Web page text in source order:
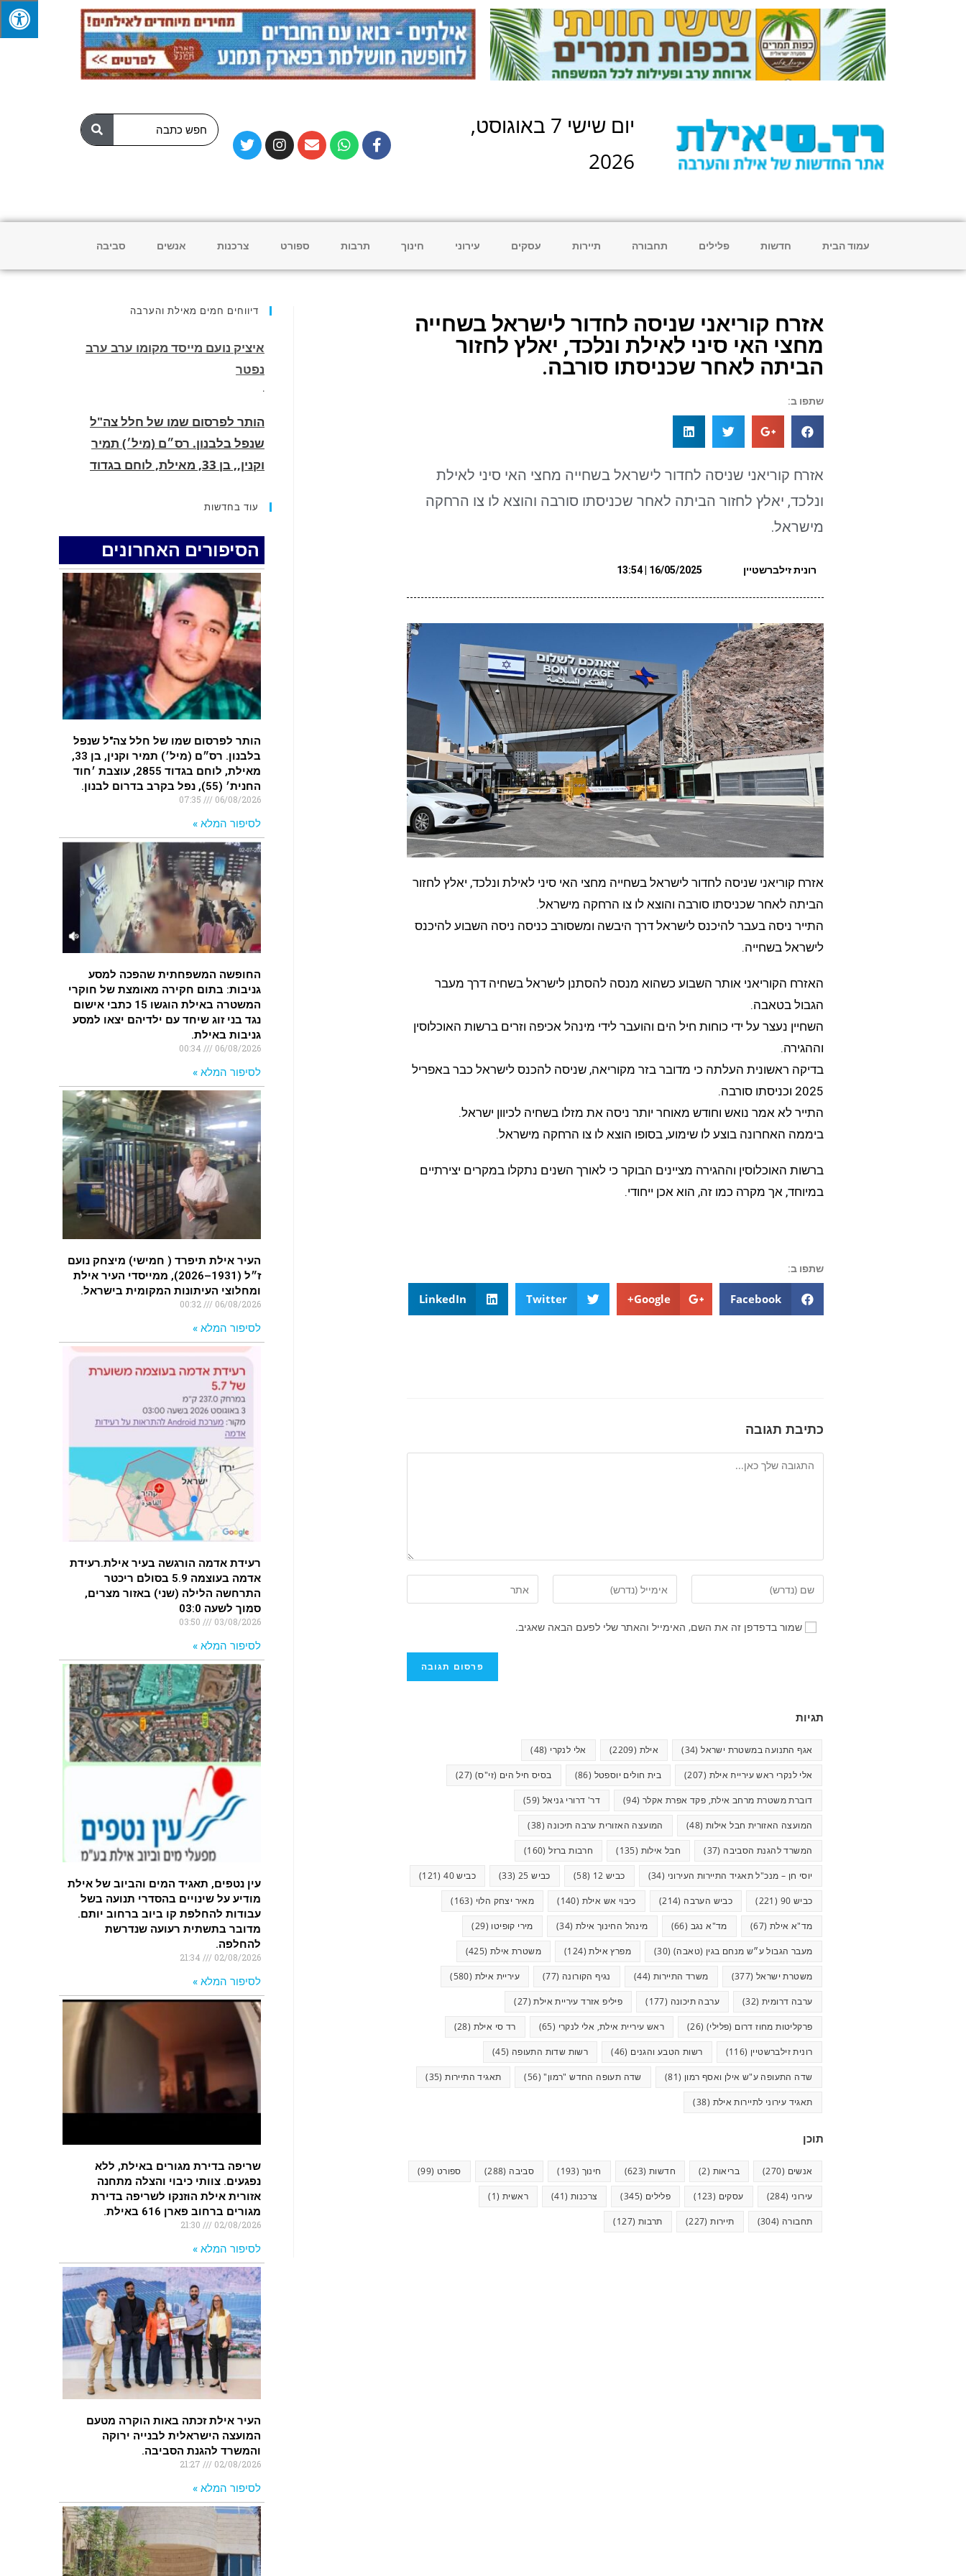
יום שישי 7 באוגוסט,
2026
עמוד הבית חדשות פלילים תחבורה תיירות עסקים עירוני חינוך תרבות ספורט צרכנות אנשים סביבה
אזרח קוריאני שניסה לחדור לישראל בשחייה
מחצי האי סיני לאילת ונלכד, יאלץ לחזור
הביתה לאחר שכניסתו סורבה.
שתפו ב:
אזרח קוריאני שניסה לחדור לישראל בשחייה מחצי האי סיני לאילת
ונלכד, יאלץ לחזור הביתה לאחר שכניסתו סורבה והוצא לו צו הרחקה
מישראל.
רונית זילברשטיין 16/05/2025 | 13:54
אזרח קוריאני שניסה לחדור לישראל בשחייה מחצי האי סיני לאילת ונלכד, יאלץ לחזור
הביתה לאחר שכניסתו סורבה והוצא לו צו הרחקה מישראל.
התייר ניסה בעבר להיכנס לישראל דרך היבשה ומשסורב כניסה ניסה השבוע להיכנס
לישראל בשחייה.
האזרח הקוריאני אותר השבוע כשהוא מנסה להסתנן לישראל בשחיה דרך מעבר
הגבול בטאבה.
השחיין נעצר על ידי כוחות חיל הים והועבר לידי מינהל אכיפה וזרים ברשות האוכלוסין
וההגירה.
בדיקה ראשונית העלתה כי מדובר בזר מקוריאה, שניסה להכנס לישראל כבר באפריל
2025 וכניסתו סורבה.
התייר לא אמר נואש וחודש מאוחר יותר ניסה את מזלו בשחיה לכיוון ישראל.
ביממה האחרונה בוצע לו שימוע, בסופו הוצא לו צו הרחקה מישראל.
ברשות האוכלוסין וההגירה מציינים הבוקר כי לאורך השנים נתקלו במקרים יצירתיים
במיוחד, אך מקרה כמו זה, הוא אכן ייחודי.
שתפו ב:
Facebook
Google+
Twitter
LinkedIn
כתיבת תגובה
שמור בדפדפן זה את השם, האימייל והאתר שלי לפעם הבאה שאגיב.
תגיות
אגף התנועה במשטרת ישראל(34) אילת (2209) אלי לנקרי (48)
אלי לנקרי ראש עיריית אילת (207) בית חולים יוספטל (86) בסיס חיל הים (זי"ס)(27)
דוברת משטרת מרחב אילת, פקד אפרת אקלר(94) דר' דרורי גניאל(59)
המועצה האזורית חבל אילות (48) המועצה האזורית ערבה תיכונה (38)
המשרד להגנת הסביבה (37) חבל אילות (135) חרבות ברזל(160)
יוסי חן – מנכ"ל תאגיד התיירות העירוני (34) כביש 12 (58) כביש 25 (33) כביש 40 (121)
כביש 90 (221) כביש הערבה (214) כיבוי אש אילת (140) מאיר יצחק הלוי (163)
מד"א אילת (67) מד"א נגב (66) מינהל החינוך אילת (34) מירי קופיטו (29)
מעבר הגבול ע״ש מנחם בגין (טאבה)(30) מפרץ אילת(124) משטרת אילת(425)
משטרת ישראל(377) משרד התיירות (44) נגיף הקורונה (77) עיריית אילת (580)
ערבה דרומית(32) ערבה תיכונה (177) פיליפ אזרד עיריית אילת(27)
פרקליטות מחוז דרום (פלילי)(26) ראש עיריית אילת, אלי לנקרי (65) רד סי אילת (28)
רונית זילברשטיין (116) רשות הטבע והגנים (46) רשות שדות התעופה (45)
שדה התעופה ע"ש אילן ואסף רמון (81) שדה תעופה החדש "רמון"(56) תאגיד התיירות(35)
תאגיד עירוני לתיירות אילת (38)
תוכן
אנשים (270) בריאות (2) חדשות(623) חינוך (193) סביבה (288) ספורט (99)
עירוני (284) עסקים (123) פלילים (345) צרכנות(41) ראשית (1)
תחבורה (304) תיירות(227) תרבות (127)
דיווחים חמים מאילת והערבה
איציק נועם מייסד מקומו ערב ערב
נפטר
.
הותר לפרסום שמו של חלל צה"ל
שנפל בלבנון. רס״ם (מיל׳) תמיר
וקנין,, בן 33, מאילת, לוחם בגדוד
בקרב בדרום לבנון.
החופשה המשפחתית שהפכה למסע
גניבות: הוגשו 15 כתבי אישום נגד בני
זוג שיחד עם ילדיהם יצאו למסע גניבות
באילת.
האדמה רועדת- סדרת רעידות אדמה
בחצי האי סיני
רעידת אדמה הורגשה באילת
עוד בחדשות
הסיפורים האחרונים
הותר לפרסום שמו של חלל צה"ל שנפל
בלבנון. רס״ם (מיל׳) תמיר וקנין, בן 33,
מאילת, לוחם בגדוד 2855, עוצבת ׳חוד
החנית׳ (55), נפל בקרב בדרום לבנון.
06/08/2026
לסיפור המלא »
החופשה המשפחתית שהפכה למסע
גניבות: בתום חקירה מאומצת של חוקרי
המשטרה באילת הוגשו 15 כתבי אישום
נגד בני זוג שיחד עם ילדיהם יצאו למסע
גניבות באילת.
06/08/2026
לסיפור המלא »
העיר אילת תיפרד ( חמישי) מיצחק נועם
ז״ל (1931–2026), ממייסדי העיר אילת
ומחלוצי העיתונות המקומית בישראל.
06/08/2026
לסיפור המלא »
רעידת אדמה הורגשה בעיר אילת.רעידת
אדמה בעוצמה 5.9 בסולם ריכטר
התרחשה הלילה (שני) באזור מצרים,
סמוך לשעה 03:0
03/08/2026
לסיפור המלא »
עין נטפים, תאגיד המים והביוב של אילת
מודיע על שינויים בהסדרי תנועה בשל
עבודות להחלפת קו ביוב ברחוב יותם.
מדובר בתשתית רעועה שנדרשת
להחלפה.
02/08/2026
לסיפור המלא »
שריפה בדירת מגורים באילת, ללא
נפגעים. צוותי כיבוי והצלה מתחנה
אזורית אילת הוזנקו לשריפה בדירת
מגורים ברחוב פארן 616 באילת.
02/08/2026
לסיפור המלא »
העיר אילת זכתה באות הוקרה מטעם
המועצה הישראלית לבנייה ירוקה
והמשרד להגנת הסביבה.
02/08/2026
לסיפור המלא »